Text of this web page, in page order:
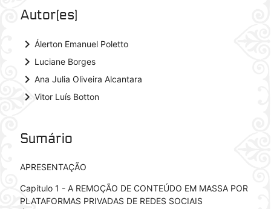
Autor(es)
keyboard_arrow_right Álerton Emanuel Poletto
keyboard_arrow_right Luciane Borges
keyboard_arrow_right Ana Julia Oliveira Alcantara
keyboard_arrow_right Vitor Luís Botton
Sumário
APRESENTAÇÃO
Capítulo 1 - A REMOÇÃO DE CONTEÚDO EM MASSA POR
PLATAFORMAS PRIVADAS DE REDES SOCIAIS